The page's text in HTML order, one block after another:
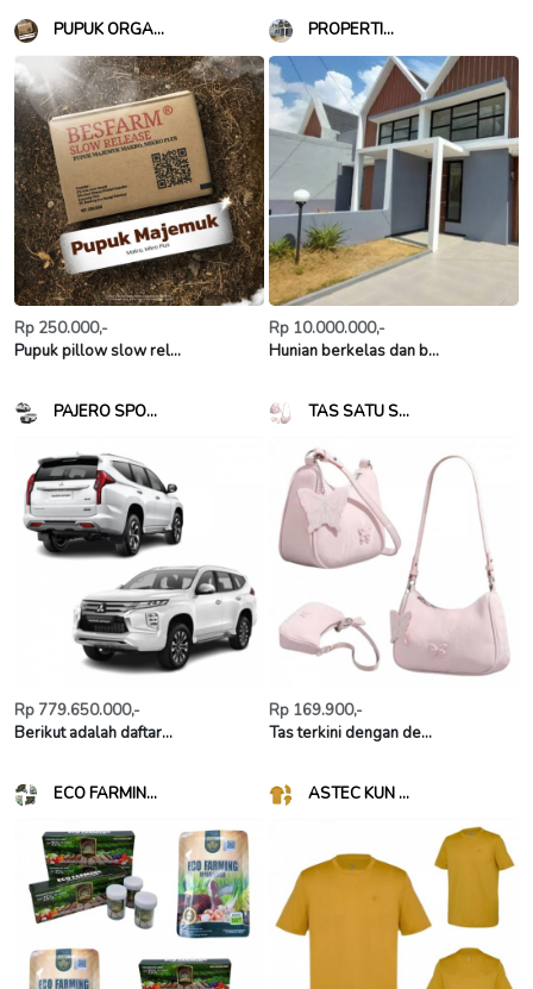
PUPUK ORGA...
Rp 250.000,-
Pupuk pillow slow rel...
PROPERTI...
Rp 10.000.000,-
Hunian berkelas dan b...
PAJERO SPO...
Rp 779.650.000,-
Berikut adalah daftar...
TAS SATU S...
Rp 169.900,-
Tas terkini dengan de...
ECO FARMIN... ASTEC KUN ...